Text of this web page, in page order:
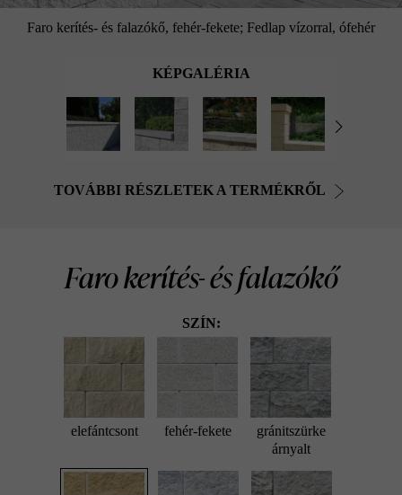
Faro kerítés- és falazókő, fehér-fekete; Fedlap vízorral, ófehér
KÉPGALÉRIA
TOVÁBBI RÉSZLETEK A TERMÉKRŐL
Faro kerítés- és falazókő
SZÍN:
elefántcsont fehér-fekete
gránitszürke
árnyalt